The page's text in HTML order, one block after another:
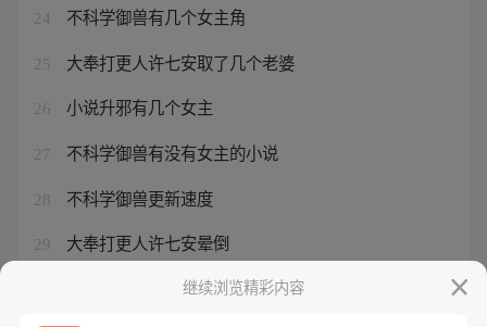
24 不科学御兽有几个女主角
25 大奉打更人许七安取了几个老婆
26 小说升邪有几个女主
27 不科学御兽有没有女主的小说
28 不科学御兽更新速度
29 大奉打更人许七安晕倒
大奉打更人许七安他爸是谁演的
继续浏览精彩内容